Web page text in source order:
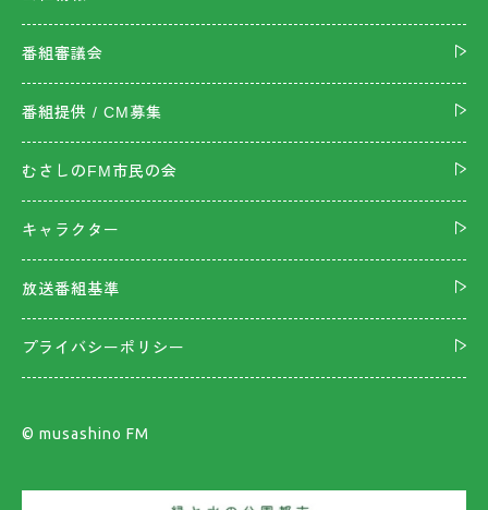
番組審議会
番組提供 / CM募集
むさしのFM市民の会
キャラクター
放送番組基準
プライバシーポリシー
©︎ musashino FM